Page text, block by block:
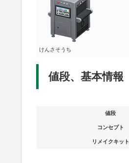
けんさそうち
値段、基本情報
値段
コンセプト
リメイクキット